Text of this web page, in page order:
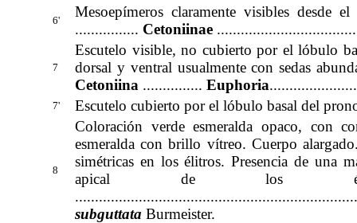
6'
Mesoepímeros claramente visibles desde
................ Cetoniinae
7
Escutelo visible, no cubierto por el lóbulo
dorsal y ventral usualmente con sedas
Cetoniina ............... Euphoria
7' Escutelo cubierto por el lóbulo basal del
8
Coloración verde esmeralda opaco, con
esmeralda con brillo vítreo. Cuerpo
simétricas en los élitros. Presencia de una
apical de los
..........................................
subguttata Burmeister.